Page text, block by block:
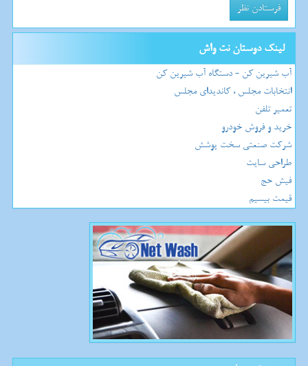
لینک دوستان نت واش
آب شیرین کن - دستگاه آب شیرین کن
انتخابات مجلس ، کاندیدای مجلس
تعمیر تلفن
خرید و فروش خودرو
شرکت صنعتی سخت پوشش
طراحی سایت
فیش حج
قیمت بیسیم